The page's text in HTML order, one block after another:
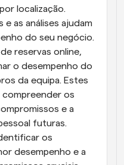
localização.
e as análises ajudam
do seu negócio.
reservas online,
o desempenho do
da equipa. Estes
os
e a
futuras.
os
desempenho e a